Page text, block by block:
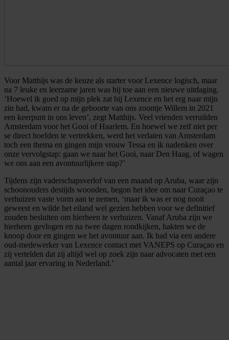
Voor Matthijs was de keuze als starter voor Lexence logisch, maar
na 7 leuke en leerzame jaren was hij toe aan een nieuwe uitdaging.
‘Hoewel ik goed op mijn plek zat bij Lexence en het erg naar mijn
zin had, kwam er na de geboorte van ons zoontje Willem in 2021
een keerpunt in ons leven’, zegt Matthijs. Veel vrienden verruilden
Amsterdam voor het Gooi of Haarlem. En hoewel we zelf niet per
se direct hoefden te vertrekken, werd het verlaten van Amsterdam
toch een thema en gingen mijn vrouw Tessa en ik nadenken over
onze vervolgstap: gaan we naar het Gooi, naar Den Haag, of wagen
we ons aan een avontuurlijkere stap?’
Tijdens zijn vaderschapsverlof van een maand op Aruba, waar zijn
schoonouders destijds woonden, begon het idee om naar Curaçao te
verhuizen vaste vorm aan te nemen, ‘maar ik was er nog nooit
geweest en wilde het eiland wel gezien hebben voor we definitief
zouden besluiten om hierheen te verhuizen. Vanaf Aruba zijn we
hierheen gevlogen en na twee dagen rondkijken, hakten we de
knoop door en gingen we het avontuur aan. Ik had via een andere
oud-medewerker van Lexence contact met VANEPS op Curaçao en
zij vertelden dat zij altijd wel op zoek zijn naar advocaten met een
aantal jaar ervaring in Nederland.’